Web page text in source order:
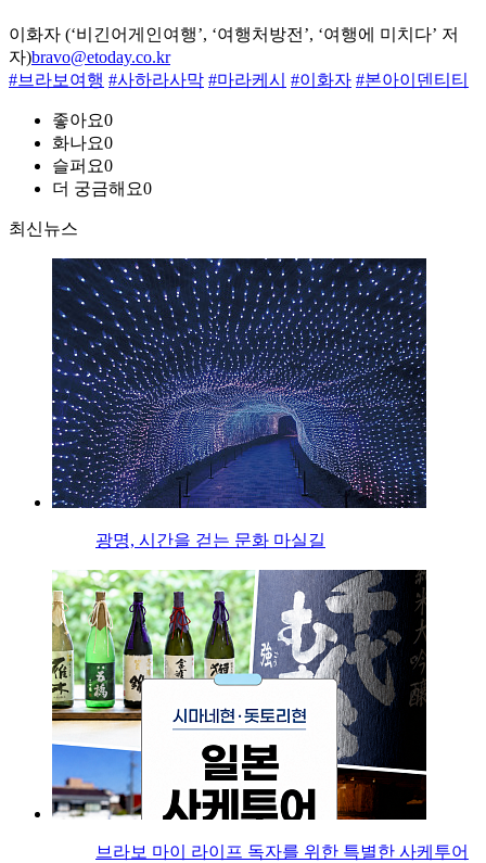
이화자 (‘비긴어게인여행’, ‘여행처방전’, ‘여행에 미치다’ 저
자)bravo@etoday.co.kr
#브라보여행 #사하라사막 #마라케시 #이화자 #본아이덴티티
좋아요0
화나요0
슬퍼요0
더 궁금해요0
최신뉴스
광명, 시간을 걷는 문화 마실길
브라보 마이 라이프 독자를 위한 특별한 사케투어